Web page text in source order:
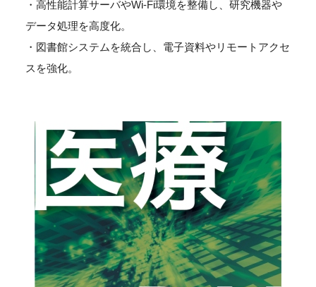
・高性能計算サーバやWi-Fi環境を整備し、研究機器や
データ処理を高度化。
・図書館システムを統合し、電子資料やリモートアクセ
スを強化。